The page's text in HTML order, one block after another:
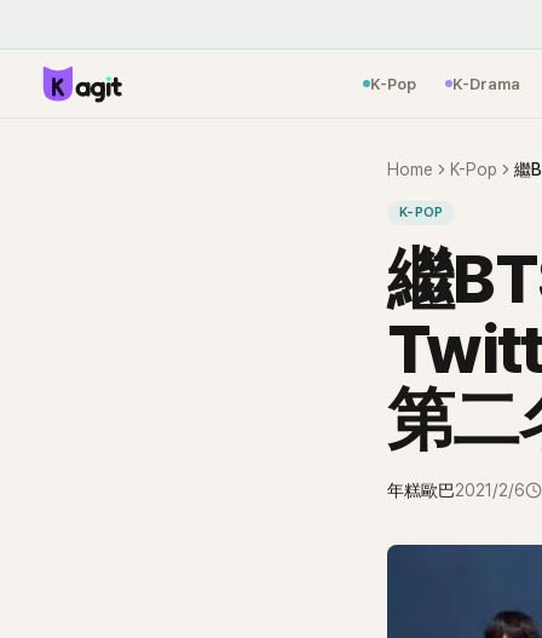
K-Pop K-Drama
Home K-Pop
K-POP
繼
第二
年糕歐巴2021/2/6